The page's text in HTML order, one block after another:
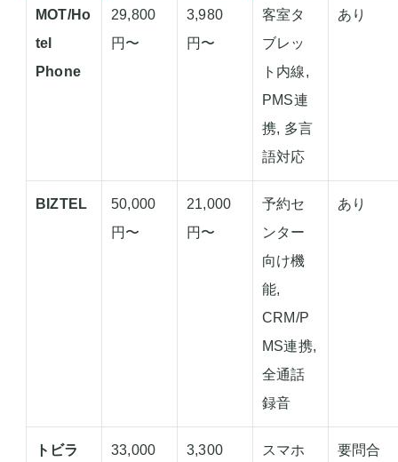
MOT/Ho
tel
Phone
29,800
円〜
3,980
円〜
客室タ
ブレッ
ト内線,
PMS連
携, 多言
語対応
あり
BIZTEL
50,000
円〜
21,000
円〜
予約セ
ンター
向け機
能,
CRM/P
MS連携,
全通話
録音
あり
トビラ
33,000
3,300
スマホ
要問合